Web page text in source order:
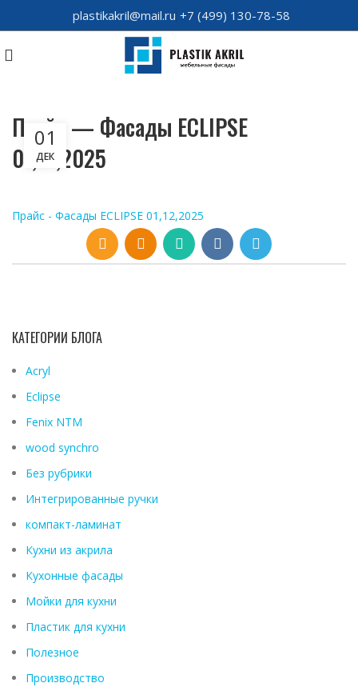
plastikakril@mail.ru +7 (499) 130-78-58
Прайс — Фасады ECLIPSE
01,12,2025
01
ДЕК
Прайс - Фасады ECLIPSE 01,12,2025
КАТЕГОРИИ БЛОГА
Acryl
Eclipse
Fenix ​​NTM
wood synchro
Без рубрики
Интегрированные ручки
компакт-ламинат
Кухни из акрила
Кухонные фасады
Мойки для кухни
Пластик для кухни
Полезное
Производство